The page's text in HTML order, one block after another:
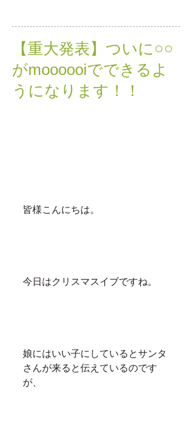
【重大発表】ついに○○
がmoooooiでできるよ
うになります！！
皆様こんにちは。
今日はクリスマスイブですね。
娘にはいい子にしているとサンタ
さんが来ると伝えているのです
が、